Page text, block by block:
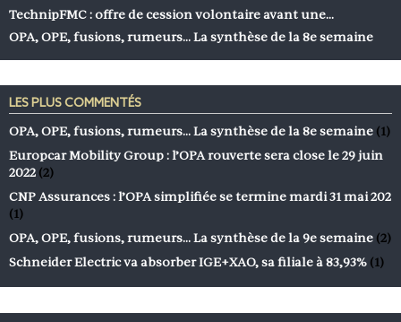
TechnipFMC : offre de cession volontaire avant une…
OPA, OPE, fusions, rumeurs… La synthèse de la 8e semaine
LES PLUS COMMENTÉS
OPA, OPE, fusions, rumeurs… La synthèse de la 8e semaine (1)
Europcar Mobility Group : l’OPA rouverte sera close le 29 juin
2022 (2)
CNP Assurances : l’OPA simplifiée se termine mardi 31 mai 202
(1)
OPA, OPE, fusions, rumeurs… La synthèse de la 9e semaine (2)
Schneider Electric va absorber IGE+XAO, sa filiale à 83,93% (1)